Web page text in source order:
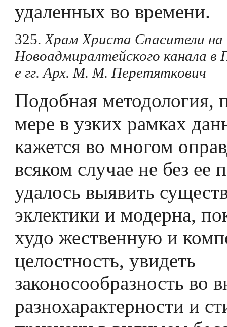
удаленных во времени.
325. Храм Христа Спасители на
Новоадмиралтейского канала в
е гг. Арх. М. М. Перетяткович
Подобная методология,
мере в узких рамках
кажется во многом
всяком случае не без ее
удалось выявить
эклектики и модерна,
худо­ жественную и
целостность, увидеть
законосообразность во
разнохарактерности и